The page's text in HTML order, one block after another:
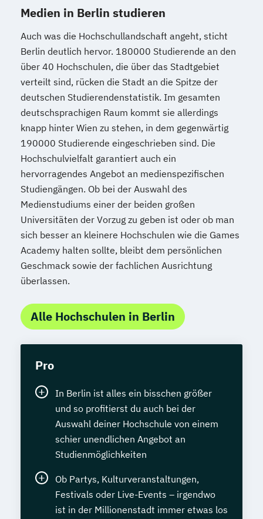
Medien in Berlin studieren
Auch was die Hochschullandschaft angeht, sticht
Berlin deutlich hervor. 180000 Studierende an den
über 40 Hochschulen, die über das Stadtgebiet
verteilt sind, rücken die Stadt an die Spitze der
deutschen Studierendenstatistik. Im gesamten
deutschsprachigen Raum kommt sie allerdings
knapp hinter Wien zu stehen, in dem gegenwärtig
190000 Studierende eingeschrieben sind. Die
Hochschulvielfalt garantiert auch ein
hervorragendes Angebot an medienspezifischen
Studiengängen. Ob bei der Auswahl des
Medienstudiums einer der beiden großen
Universitäten der Vorzug zu geben ist oder ob man
sich besser an kleinere Hochschulen wie die Games
Academy halten sollte, bleibt dem persönlichen
Geschmack sowie der fachlichen Ausrichtung
überlassen.
Alle Hochschulen in Berlin
Pro
In Berlin ist alles ein bisschen größer
und so profitierst du auch bei der
Auswahl deiner Hochschule von einem
schier unendlichen Angebot an
Studienmöglichkeiten
Ob Partys, Kulturveranstaltungen,
Festivals oder Live-Events – irgendwo
ist in der Millionenstadt immer etwas los